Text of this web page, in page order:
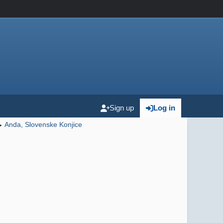
Log in
Sign up
Anda, Slovenske Konjice